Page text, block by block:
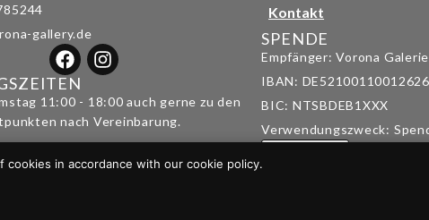
gallery.de
11:00 - 18:00 auch gerne zu den
nach Vereinbarung.
Kontakt
SPENDE
Empfänger: Vorona Galerie
IBAN:
BIC: NTSBDEB1XXX
Verwendungszweck:
in accordance with our cookie policy.